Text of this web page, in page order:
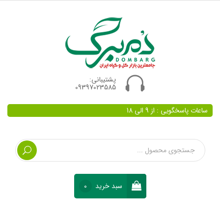
پشتیبانی:
09397023585
ساعات پاسخگویی : از 9 الی 18
سبد خرید 0